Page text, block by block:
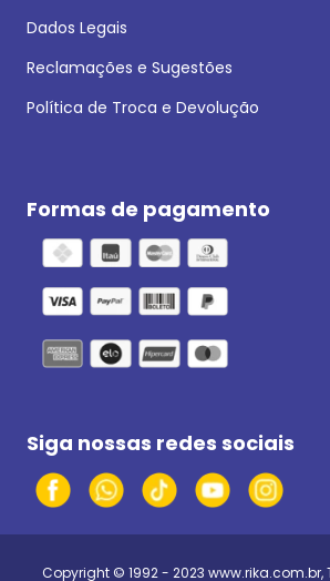
Dados Legais
Reclamações e Sugestões
Política de Troca e Devolução
Formas de pagamento
Siga nossas redes sociais
Copyright © 1992 - 2023 www.rika.com.br,